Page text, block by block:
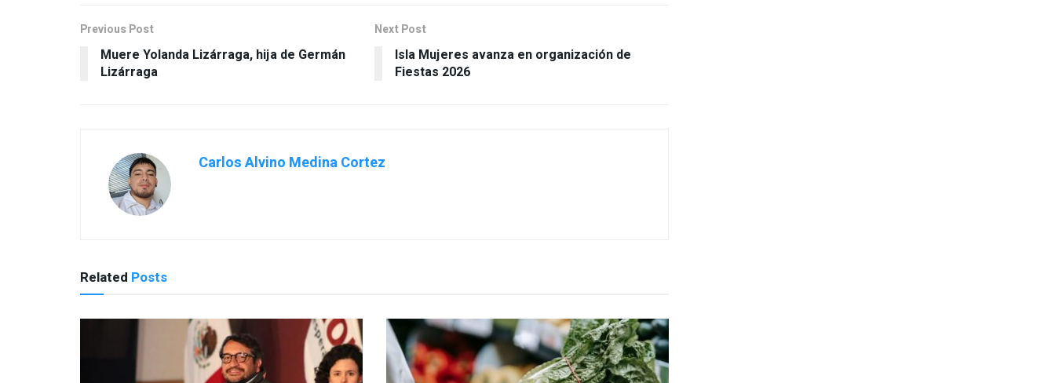
Previous Post
Muere Yolanda Lizárraga, hija de Germán
Lizárraga
Next Post
Isla Mujeres avanza en organización de
Fiestas 2026
Carlos Alvino Medina Cortez
Related Posts